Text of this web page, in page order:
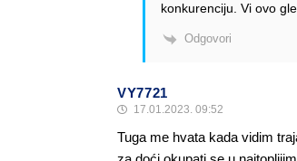
konkurenciju. Vi ovo
Odgovori
VY7721
17.01.2023. 09:52
Tuga me hvata kada vidim